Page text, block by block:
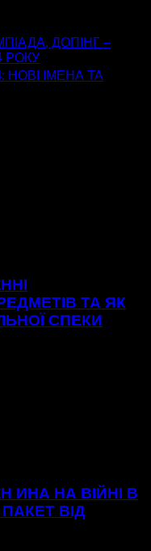
ДОПІНГ –
РОКУ
НОВІ ІМЕНА ТА
ТА ЯК
СПЕКИ
ИНА НА ВІЙНІ В
ВІД